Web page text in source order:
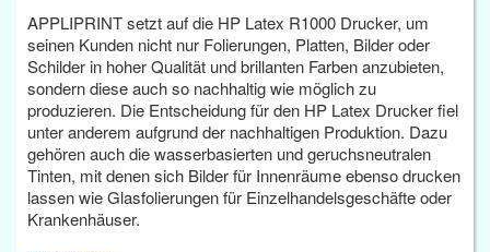
APPLIPRINT setzt auf die HP Latex R1000 Drucker, um
seinen Kunden nicht nur Folierungen, Platten, Bilder oder
Schilder in hoher Qualität und brillanten Farben anzubieten,
sondern diese auch so nachhaltig wie möglich zu
produzieren. Die Entscheidung für den HP Latex Drucker fiel
unter anderem aufgrund der nachhaltigen Produktion. Dazu
gehören auch die wasserbasierten und geruchsneutralen
Tinten, mit denen sich Bilder für Innenräume ebenso drucken
lassen wie Glasfolierungen für Einzelhandelsgeschäfte oder
Krankenhäuser.